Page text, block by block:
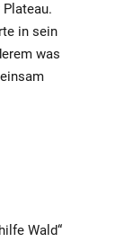
in sein
was
Wald“